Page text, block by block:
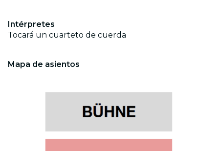
Intérpretes
Tocará un cuarteto de cuerda
Mapa de asientos